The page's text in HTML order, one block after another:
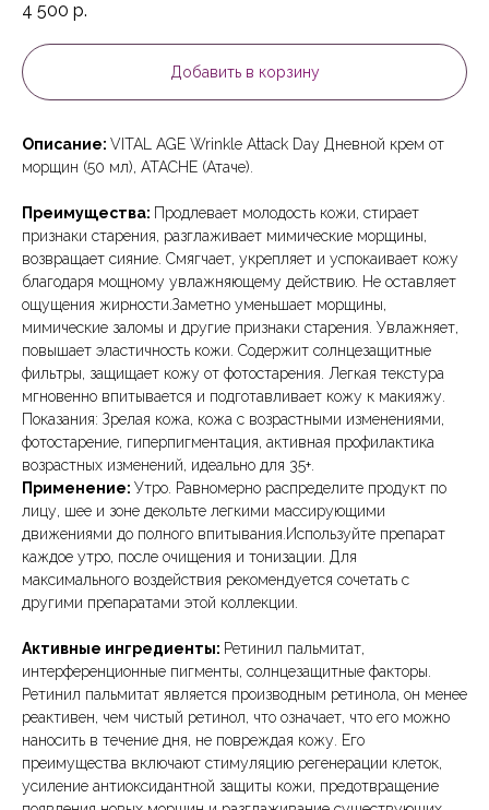
4 500 р.
Добавить в корзину
Описание: VITAL AGE Wrinkle Attack Day Дневной крем от
морщин (50 мл), ATACHE (Атаче).
Преимущества: Продлевает молодость кожи, стирает
признаки старения, разглаживает мимические морщины,
возвращает сияние. Смягчает, укрепляет и успокаивает кожу
благодаря мощному увлажняющему действию. Не оставляет
ощущения жирности.Заметно уменьшает морщины,
мимические заломы и другие признаки старения. Увлажняет,
повышает эластичность кожи. Содержит солнцезащитные
фильтры, защищает кожу от фотостарения. Легкая текстура
мгновенно впитывается и подготавливает кожу к макияжу.
Показания: Зрелая кожа, кожа с возрастными изменениями,
фотостарение, гиперпигментация, активная профилактика
возрастных изменений, идеально для 35+.
Применение: Утро. Равномерно распределите продукт по
лицу, шее и зоне декольте легкими массирующими
движениями до полного впитывания.Используйте препарат
каждое утро, после очищения и тонизации. Для
максимального воздействия рекомендуется сочетать с
другими препаратами этой коллекции.
Активные ингредиенты: Ретинил пальмитат,
интерференционные пигменты, солнцезащитные факторы.
Ретинил пальмитат является производным ретинола, он менее
реактивен, чем чистый ретинол, что означает, что его можно
наносить в течение дня, не повреждая кожу. Его
преимущества включают стимуляцию регенерации клеток,
усиление антиоксидантной защиты кожи, предотвращение